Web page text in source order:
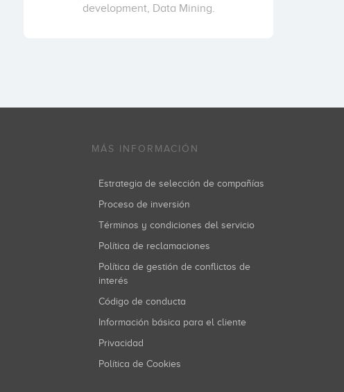
development, Data Mining.
MÁS INFORMACIÓN
Estrategia de selección de compañías
Proceso de inversión
Términos y condiciones del servicio
Política de reclamaciones
Política de gestión de conflictos de
interés
Código de conducta
Información básica para el cliente
Privacidad
Política de Cookies